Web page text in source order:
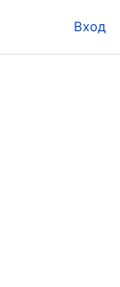
Вход